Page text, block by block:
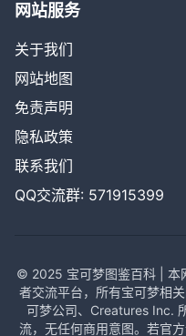
网站服务
关于我们
网站地图
免责声明
隐私政策
联系我们
QQ交流群: 571915399
© 2025 宝可梦图鉴百科 | 本
者交流平台，所有宝可梦相
可梦公司、Creatures Inc.
流，无任何商用意图。若官